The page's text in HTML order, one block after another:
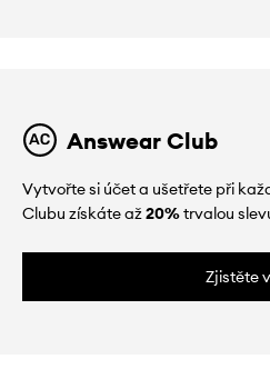
Answear Club
Vytvořte si účet a ušetřete při
Clubu získáte až20%trvalou
Zjistěte